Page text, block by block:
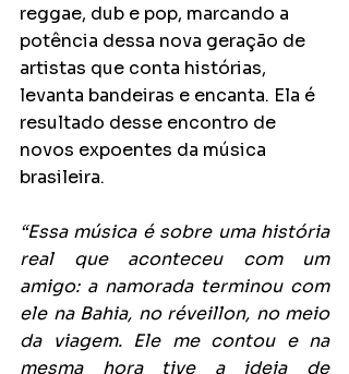
reggae, dub e pop, marcando a
potência dessa nova geração de
artistas que conta histórias,
levanta bandeiras e encanta. Ela é
resultado desse encontro de
novos expoentes da música
brasileira.
“Essa música é sobre uma história
real que aconteceu com um
amigo: a namorada terminou com
ele na Bahia, no réveillon, no meio
da viagem. Ele me contou e na
mesma hora tive a ideia de